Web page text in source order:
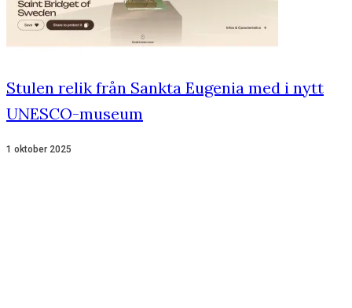
Stulen relik från Sankta Eugenia med i nytt
UNESCO-museum
1 oktober 2025